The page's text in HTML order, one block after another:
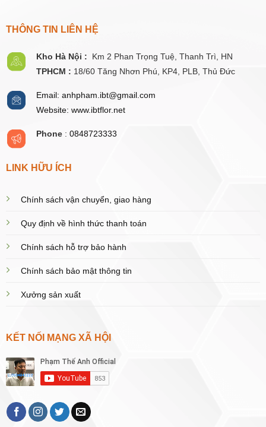
THÔNG TIN LIÊN HỆ
Kho Hà Nội : Km 2 Phan Trọng Tuệ, Thanh Trì, HN
TPHCM : 18/60 Tăng Nhơn Phú, KP4, PLB, Thủ Đức
Email: anhpham.ibt@gmail.com
Website: www.ibtflor.net
Phone: 0848723333
LINK HỮU ÍCH
Chính sách vận chuyển, giao hàng
Quy định về hình thức thanh toán
Chính sách hỗ trợ bảo hành
Chính sách bảo mật thông tin
Xưởng sản xuất
KẾT NỐI MẠNG XÃ HỘI